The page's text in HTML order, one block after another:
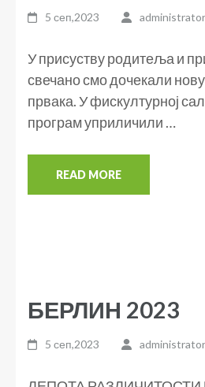
5 сеп,2023 administrator
У присуству родитеља и
свечано смо дочекали
првака. У фискултурној
програм уприличили …
READ MORE
БЕРЛИН 2023
5 сеп,2023 administrator